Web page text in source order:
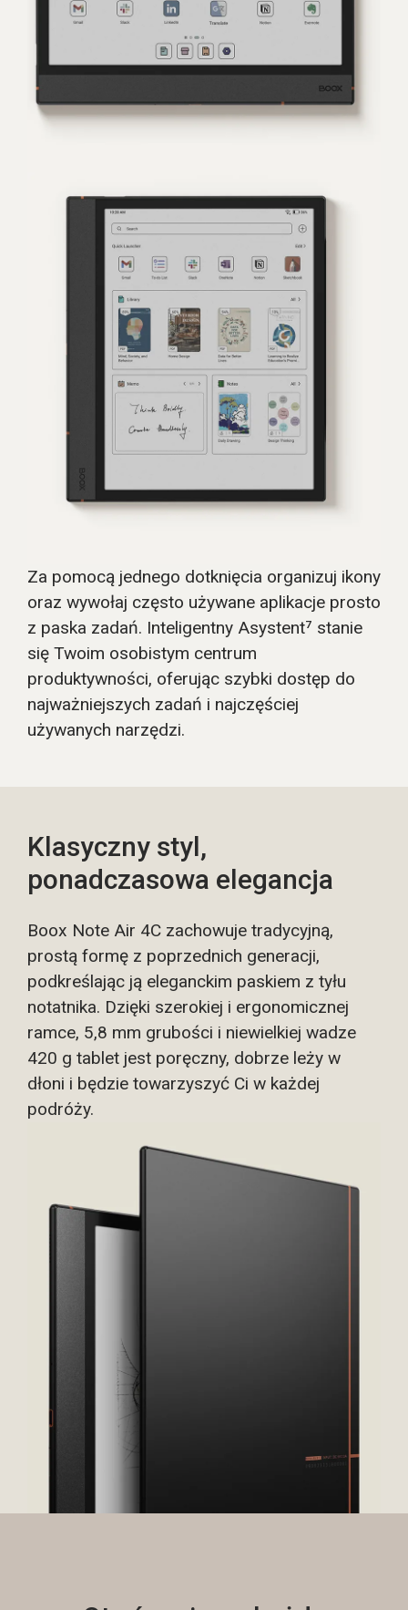
Za pomocą jednego dotknięcia organizuj ikony
oraz wywołaj często używane aplikacje prosto
z paska zadań. Inteligentny Asystent⁷ stanie
się Twoim osobistym centrum
produktywności, oferując szybki dostęp do
najważniejszych zadań i najczęściej
używanych narzędzi.
Klasyczny styl,
ponadczasowa elegancja
Boox Note Air 4C zachowuje tradycyjną,
prostą formę z poprzednich generacji,
podkreślając ją eleganckim paskiem z tyłu
notatnika. Dzięki szerokiej i ergonomicznej
ramce, 5,8 mm grubości i niewielkiej wadze
420 g tablet jest poręczny, dobrze leży w
dłoni i będzie towarzyszyć Ci w każdej
podróży.